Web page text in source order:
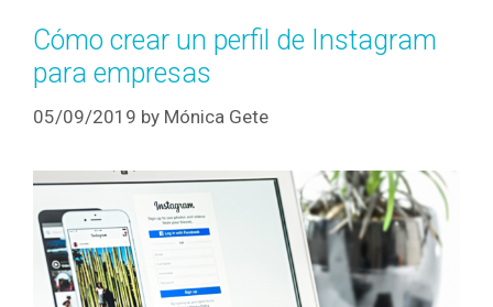
Cómo crear un perfil de Instagram
para empresas
05/09/2019 by Mónica Gete